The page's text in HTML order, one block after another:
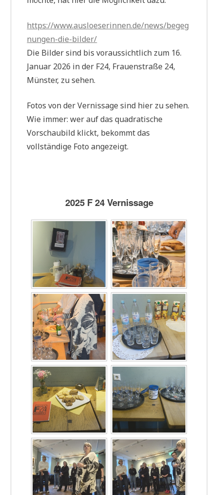
https://www.ausloeserinnen.de/news/begeg
nungen-die-bilder/
Die Bilder sind bis voraussichtlich zum 16.
Januar 2026 in der F24, Frauenstraße 24,
Münster, zu sehen.
Fotos von der Vernissage sind hier zu sehen.
Wie immer: wer auf das quadratische
Vorschaubild klickt, bekommt das
vollständige Foto angezeigt.
2025 F 24 Vernissage